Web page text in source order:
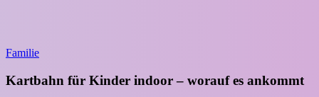
Familie
Kartbahn für Kinder indoor – worauf es ankommt